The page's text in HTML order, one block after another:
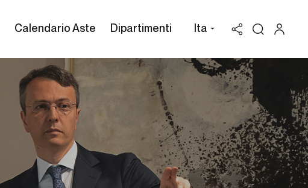
Calendario Aste Dipartimenti Ita